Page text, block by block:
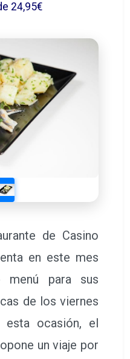
24,95€
de Casino
en este mes
menú para sus
de los viernes
esta ocasión, el
un viaje por